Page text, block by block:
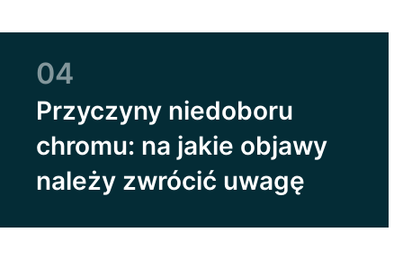
04
Przyczyny niedoboru
chromu: na jakie objawy
należy zwrócić uwagę